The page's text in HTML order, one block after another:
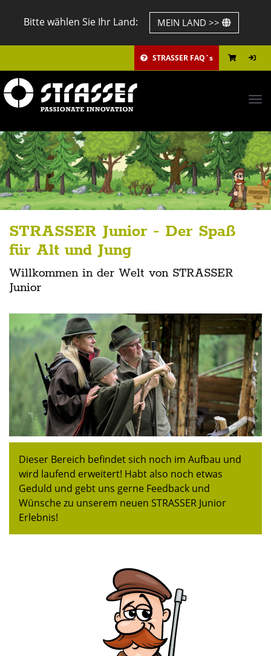
Bitte wählen Sie Ihr Land: MEIN LAND >>
STRASSER FAQ´s
STRASSER Junior - Der Spaß
für Alt und Jung
Willkommen in der Welt von STRASSER
Junior
Dieser Bereich befindet sich noch im Aufbau und
wird laufend erweitert! Habt also noch etwas
Geduld und gebt uns gerne Feedback und
Wünsche zu unserem neuen STRASSER Junior
Erlebnis!